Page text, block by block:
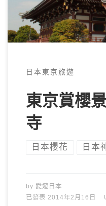
日本東京旅遊
東京賞櫻
寺
日本櫻花 日本
by 愛遊日本
已發表 2014年2月16日